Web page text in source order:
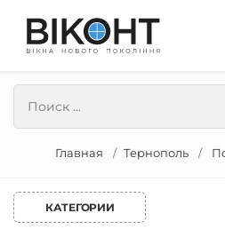
Главная Тернополь
КАТЕГОРИИ